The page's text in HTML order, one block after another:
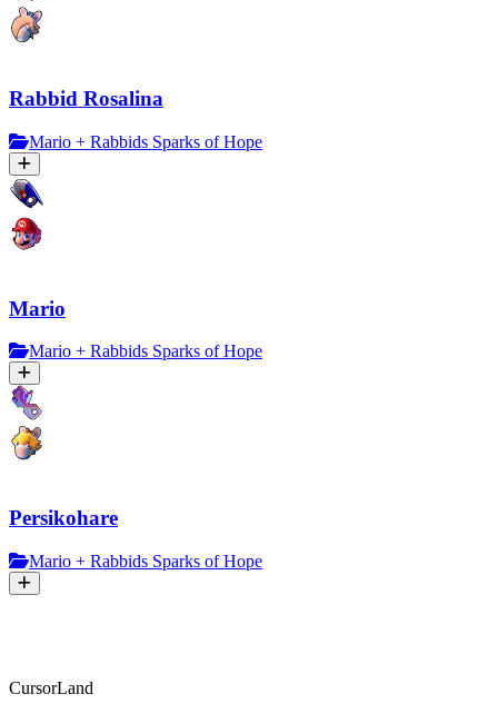
Rabbid Rosalina
Mario + Rabbids Sparks of Hope
Mario
Mario + Rabbids Sparks of Hope
Persikohare
Mario + Rabbids Sparks of Hope
CursorLand